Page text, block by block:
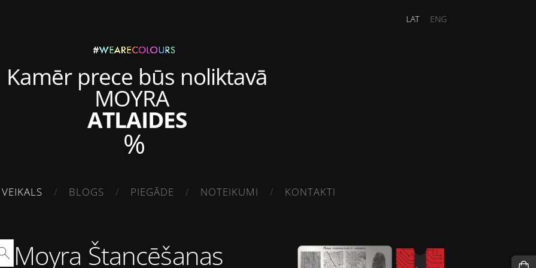
Kamēr prece būs noliktavā
MOYRA
ATLAIDES
%
VEIKALS BLOGS PIEGĀDE NOTEIKUMI KONTAKTI
LAT ENG
Moyra Štancēšanas